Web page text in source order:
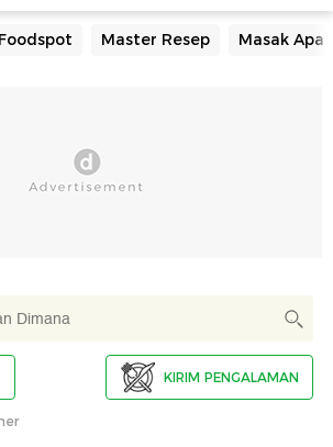
Master Resep Masak Apa
KIRIM PENGALAMAN